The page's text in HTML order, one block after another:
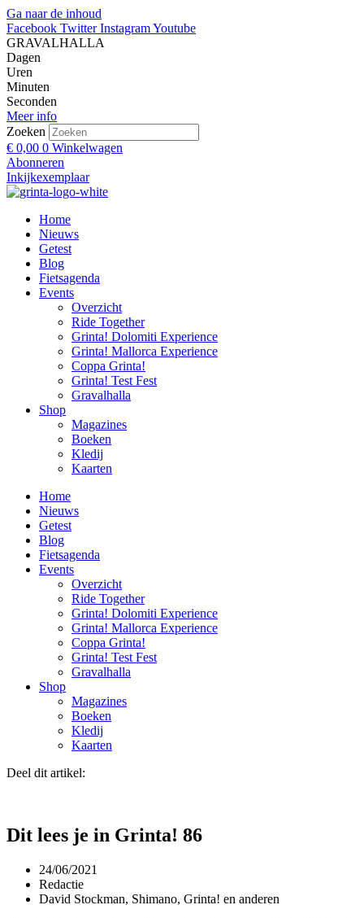
Ga naar de inhoud
Facebook Twitter InstagramYoutube
GRAVALHALLA
Dagen
Uren
Minuten
Seconden
Meer info
Zoeken
€ 0,00 0 Winkelwagen
Abonneren
Inkijkexemplaar
Home
Nieuws
Getest
Blog
Fietsagenda
Events
Overzicht
Ride Together
Grinta! Dolomiti Experience
Grinta! Mallorca Experience
Coppa Grinta!
Grinta! Test Fest
Gravalhalla
Shop
Magazines
Boeken
Kledij
Kaarten
Home
Nieuws
Getest
Blog
Fietsagenda
Events
Overzicht
Ride Together
Grinta! Dolomiti Experience
Grinta! Mallorca Experience
Coppa Grinta!
Grinta! Test Fest
Gravalhalla
Shop
Magazines
Boeken
Kledij
Kaarten
Deel dit artikel:
Dit lees je in Grinta! 86
24/06/2021
Redactie
David Stockman, Shimano, Grinta! en anderen